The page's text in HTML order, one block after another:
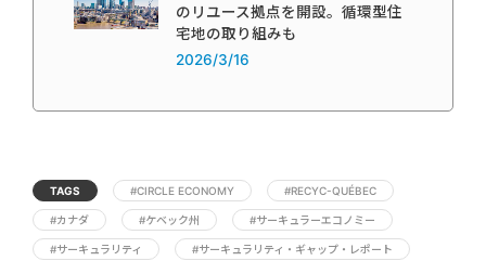
のリユース拠点を開設。循環型住
宅地の取り組みも
2026/3/16
TAGS #CIRCLE ECONOMY #RECYC-QUÉBEC
#カナダ #ケベック州 #サーキュラーエコノミー
#サーキュラリティ #サーキュラリティ・ギャップ・レポート